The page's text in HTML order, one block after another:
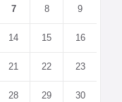
7 8 9
14 15 16
21 22 23
28 29 30